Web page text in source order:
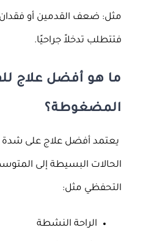
مثل: ضعف القدمين أو فقدان
فتتطلب تدخلاً جراحيًا.
ما هو أفضل علاج
المضغوطة؟
يعتمد أفضل علاج على شدة
الحالات البسيطة إلى
التحفظي مثل:
الراحة النشطة